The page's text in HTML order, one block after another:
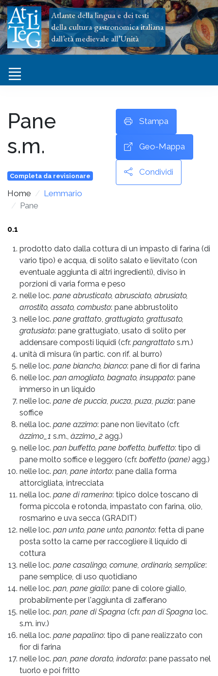
Atlante della lingua e dei testi
della cultura gastronomica italiana
dall’età medievale all’Unità
Pane
s.m.
Completa da revisionare
Home
Lemmario
Pane
Stampa
Geo-Mappa
Condividi
0.1
prodotto dato dalla cottura di un impasto di farina (di
vario tipo) e acqua, di solito salato e lievitato (con
eventuale aggiunta di altri ingredienti), diviso in
porzioni di varia forma e peso
nelle loc. pane abrusticato, abrusciato, abrusiato,
arrostito, assato, combusto: pane abbrustolito
nelle loc. pane grattato, grattugiato, grattusato,
gratusiato: pane grattugiato, usato di solito per
addensare composti liquidi (cfr. pangrattato s.m.)
unità di misura (in partic. con rif. al burro)
nelle loc. pane biancho, bianco: pane di fior di farina
nelle loc. pan amogliato, bagnato, insuppato: pane
immerso in un liquido
nelle loc. pane de puccia, pucza, puza, puzia: pane
soffice
nella loc. pane azzimo: pane non lievitato (cfr.
àzzimo_1 s.m., àzzimo_2 agg.)
nelle loc. pan buffetto, pane boffetto, buffetto: tipo di
pane molto soffice e leggero (cfr. boffetto (pane) agg.)
nelle loc. pan, pane intorto: pane dalla forma
attorcigliata, intrecciata
nella loc. pane di ramerino: tipico dolce toscano di
forma piccola e rotonda, impastato con farina, olio,
rosmarino e uva secca (GRADIT)
nelle loc. pan unto, pane unto, panonto: fetta di pane
posta sotto la carne per raccogliere il liquido di
cottura
nelle loc. pane casalingo, comune, ordinario, semplice:
pane semplice, di uso quotidiano
nelle loc. pan, pane giallo: pane di colore giallo,
probabilmente per l'aggiunta di zafferano
nelle loc. pan, pane di Spagna (cfr. pan di Spagna loc.
s.m. inv.)
nella loc. pane papalino: tipo di pane realizzato con
fior di farina
nelle loc. pan, pane dorato, indorato: pane passato nel
tuorlo e poi fritto